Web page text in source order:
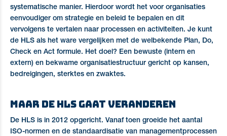
systematische manier. Hierdoor wordt het voor organisaties
eenvoudiger om strategie en beleid te bepalen en dit
vervolgens te vertalen naar processen en activiteiten. Je kunt
de HLS als het ware vergelijken met de welbekende Plan, Do,
Check en Act formule. Het doel? Een bewuste (intern en
extern) en bekwame organisatiestructuur gericht op kansen,
bedreigingen, sterktes en zwaktes.
Maar de HLS gaat veranderen
De HLS is in 2012 opgericht. Vanaf toen groeide het aantal
ISO-normen en de standaardisatie van managementprocessen